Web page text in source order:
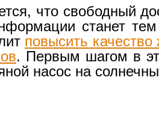
что свободный
станет
повысить
. Первым шагом в
насос на